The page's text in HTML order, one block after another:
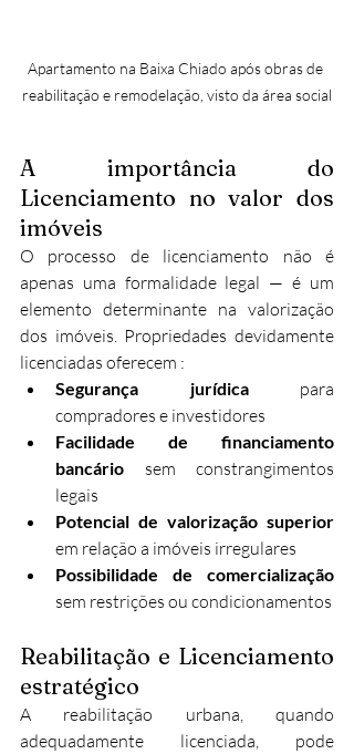
Apartamento na Baixa Chiado após obras de
reabilitação e remodelação, visto da área social
A importância do
Licenciamento no valor dos
imóveis
O processo de licenciamento não é
apenas uma formalidade legal — é um
elemento determinante na valorização
dos imóveis. Propriedades devidamente
licenciadas oferecem :​
Segurança jurídica para
compradores e investidores
Facilidade de financiamento
bancário sem constrangimentos
legais
Potencial de valorização superior
em relação a imóveis irregulares
Possibilidade de comercialização
sem restrições ou condicionamentos
Reabilitação e Licenciamento
estratégico
A reabilitação urbana, quando
adequadamente licenciada, pode